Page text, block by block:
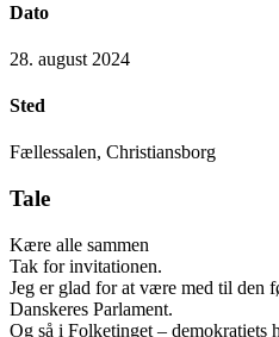
Dato
28. august 2024
Sted
Fællessalen, Christiansborg
Tale
Kære alle sammen
Tak for invitationen.
Jeg er glad for at være med til den
Danskeres Parlament.
Og så i Folketinget – demokratiets